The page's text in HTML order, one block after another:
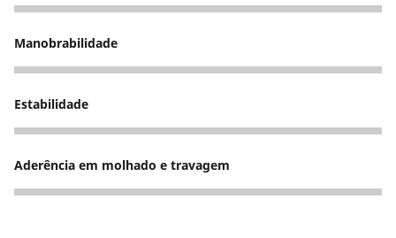
5
Manobrabilidade
5
Estabilidade
5
Aderência em molhado e travagem
5